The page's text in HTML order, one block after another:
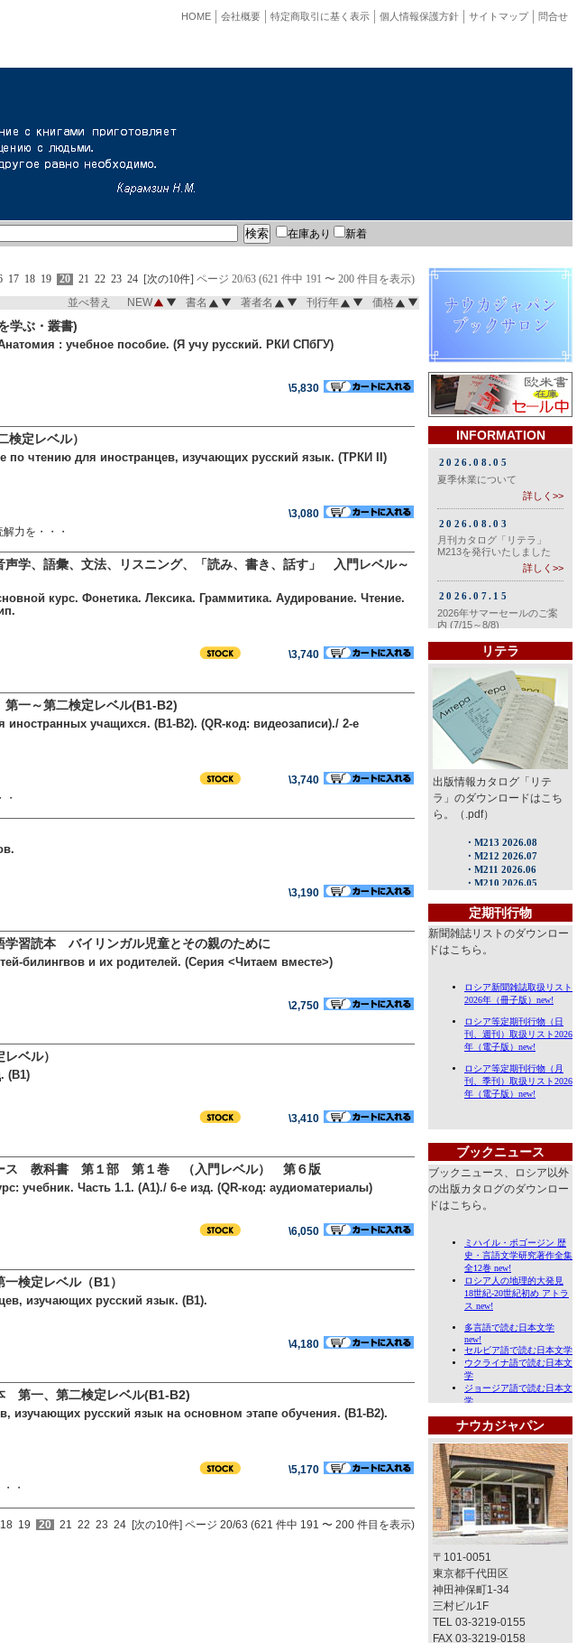
問合せ
サイトマップ
個人情報保護方針
特定商取引に基く表示
会社概要
HOME
在庫あり 新着
17 18 19 20 21 22 23 24 [次の10件] ページ 20/63 (621 件中 191 〜 200 件目を表示)
並べ替え NEW 書名 著者名 刊行年 価格
学ぶ・叢書)
: учебное пособие. (Я учу русский. РКИ СПбГУ)
\5,830
定レベル）
по чтению для иностранцев, изучающих русский язык. (ТРКИ II)
\3,080
力を・・・
学、語彙、文法、リスニング、「読み、書き、話す」 入門レベル～
курс. Фонетика. Лексика. Граммитика. Аудирование. Чтение.
\3,740
一～第二検定レベル(B1-B2)
учащихся. (B1-B2). (QR-код: видеозаписи)./ 2-е
\3,740
\3,190
習読本 バイリンガル児童とその親のために
билингвов и их родителей. (Серия <Читаем вместе>)
\2,750
ベル）
(B1)
\3,410
ス 教科書 第１部 第１巻 （入門レベル） 第６版
учебник. Часть 1.1. (A1)./ 6-е изд. (QR-код: аудиоматериалы)
\6,050
検定レベル（B1）
изучающих русский язык. (B1).
\4,180
第一、第二検定レベル(B1-B2)
изучающих русский язык на основном этапе обучения. (B1-B2).
\5,170
・
18 19 20 21 22 23 24 [次の10件] ページ 20/63 (621 件中 191 〜 200 件目を表示)
INFORMATION
リテラ
出版情報カタログ「リテ
ラ」のダウンロードはこち
ら。（.pdf）
定期刊行物
新聞雑誌リストのダウンロー
ドはこちら。
ブックニュース
ブックニュース、ロシア以外
の出版カタログのダウンロー
ドはこちら。
ナウカジャパン
〒101-0051
東京都千代田区
神田神保町1-34
三村ビル1F
TEL 03-3219-0155
FAX 03-3219-0158